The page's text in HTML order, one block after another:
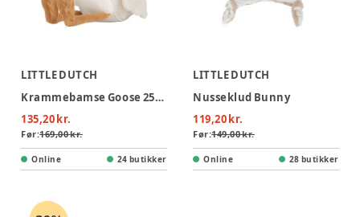
LITTLE DUTCH
Krammebamse Goose 25cm
135,20 kr.
Før:169,00 kr.
Online 24 butikker
LITTLE DUTCH
Nusseklud Bunny
119,20 kr.
Før:149,00 kr.
Online 28 butikker